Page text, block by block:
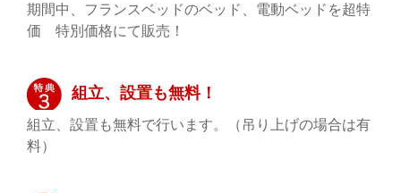
期間中、フランスベッドのベッド、電動ベッドを超特
価 特別価格にて販売！
組立、設置も無料！
組立、設置も無料で行います。（吊り上げの場合は有
料）